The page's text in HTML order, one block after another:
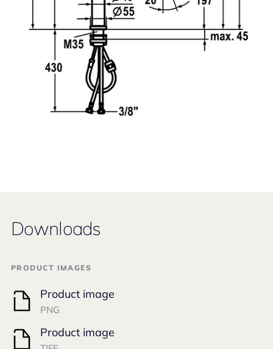
Downloads
PRODUCT IMAGES
Product image
PNG
Product image